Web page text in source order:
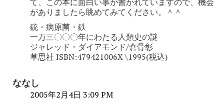
がありましたら眺めてみてください。＾＾
銃・病原菌・鉄
一万三〇〇〇年にわたる人類史の謎
ジャレッド・ダイアモンド/倉骨彰
草思社 ISBN:479421006X \1995(税込)
ななし
2005年2月4日 3:09 PM